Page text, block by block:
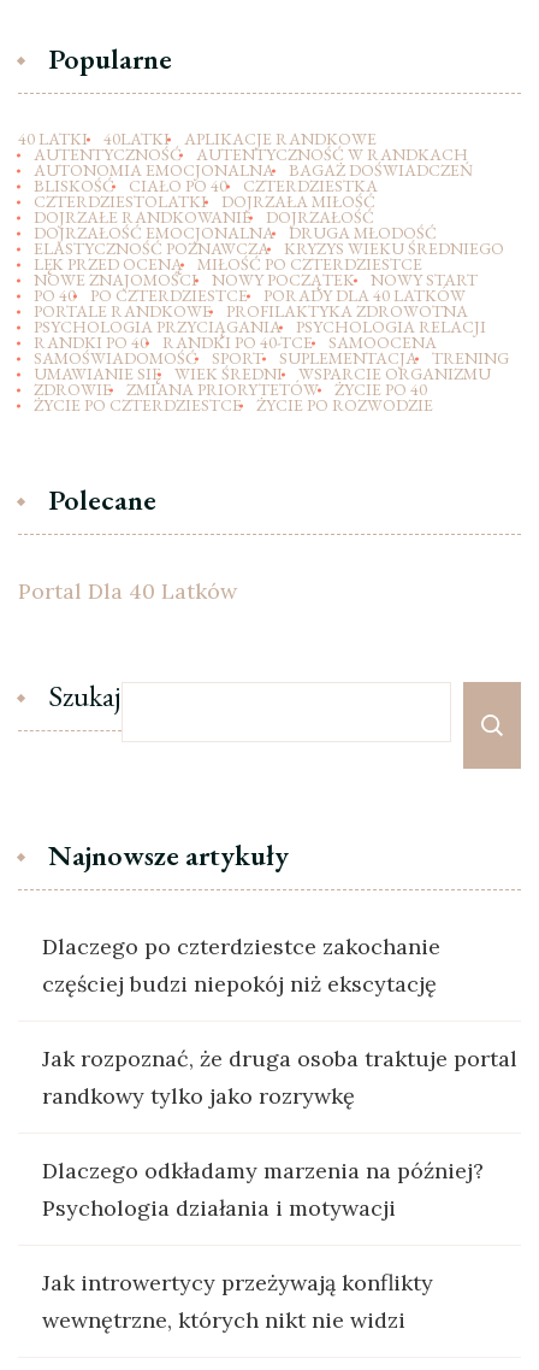
Popularne
40 LATKI 40LATKI APLIKACJE RANDKOWE
AUTENTYCZNOŚĆ AUTENTYCZNOŚĆ W RANDKACH
AUTONOMIA EMOCJONALNA BAGAŻ DOŚWIADCZEŃ
BLISKOŚĆ CIAŁO PO 40 CZTERDZIESTKA
CZTERDZIESTOLATKI DOJRZAŁA MIŁOŚĆ
DOJRZAŁE RANDKOWANIE DOJRZAŁOŚĆ
DOJRZAŁOŚĆ EMOCJONALNA DRUGA MŁODOŚĆ
ELASTYCZNOŚĆ POZNAWCZA KRYZYS WIEKU ŚREDNIEGO
LĘK PRZED OCENĄ MIŁOŚĆ PO CZTERDZIESTCE
NOWE ZNAJOMOŚCI NOWY POCZĄTEK NOWY START
PO 40 PO CZTERDZIESTCE PORADY DLA 40 LATKÓW
PORTALE RANDKOWE PROFILAKTYKA ZDROWOTNA
PSYCHOLOGIA PRZYCIĄGANIA PSYCHOLOGIA RELACJI
RANDKI PO 40 RANDKI PO 40-TCE SAMOOCENA
SAMOŚWIADOMOŚĆ SPORT SUPLEMENTACJA TRENING
UMAWIANIE SIĘ WIEK ŚREDNI WSPARCIE ORGANIZMU
ZDROWIE ZMIANA PRIORYTETÓW ŻYCIE PO 40
ŻYCIE PO CZTERDZIESTCE ŻYCIE PO ROZWODZIE
Polecane
Portal Dla 40 Latków
Szukaj
Najnowsze artykuły
Dlaczego po czterdziestce zakochanie
częściej budzi niepokój niż ekscytację
Jak rozpoznać, że druga osoba traktuje portal
randkowy tylko jako rozrywkę
Dlaczego odkładamy marzenia na później?
Psychologia działania i motywacji
Jak introwertycy przeżywają konflikty
wewnętrzne, których nikt nie widzi